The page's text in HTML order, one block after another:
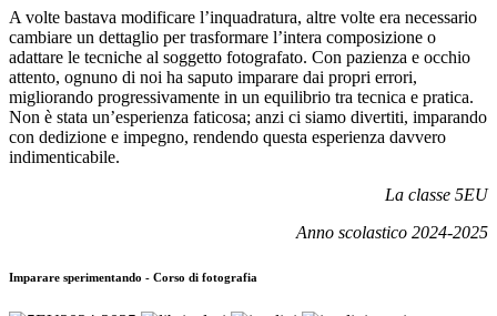
A volte bastava modificare l’inquadratura, altre volte era necessario
cambiare un dettaglio per trasformare l’intera composizione o
adattare le tecniche al soggetto fotografato. Con pazienza e occhio
attento, ognuno di noi ha saputo imparare dai propri errori,
migliorando progressivamente in un equilibrio tra tecnica e pratica.
Non è stata un’esperienza faticosa; anzi ci siamo divertiti, imparando
con dedizione e impegno, rendendo questa esperienza davvero
indimenticabile.
La classe 5EU
Anno scolastico 2024-2025
Imparare sperimentando - Corso di fotografia